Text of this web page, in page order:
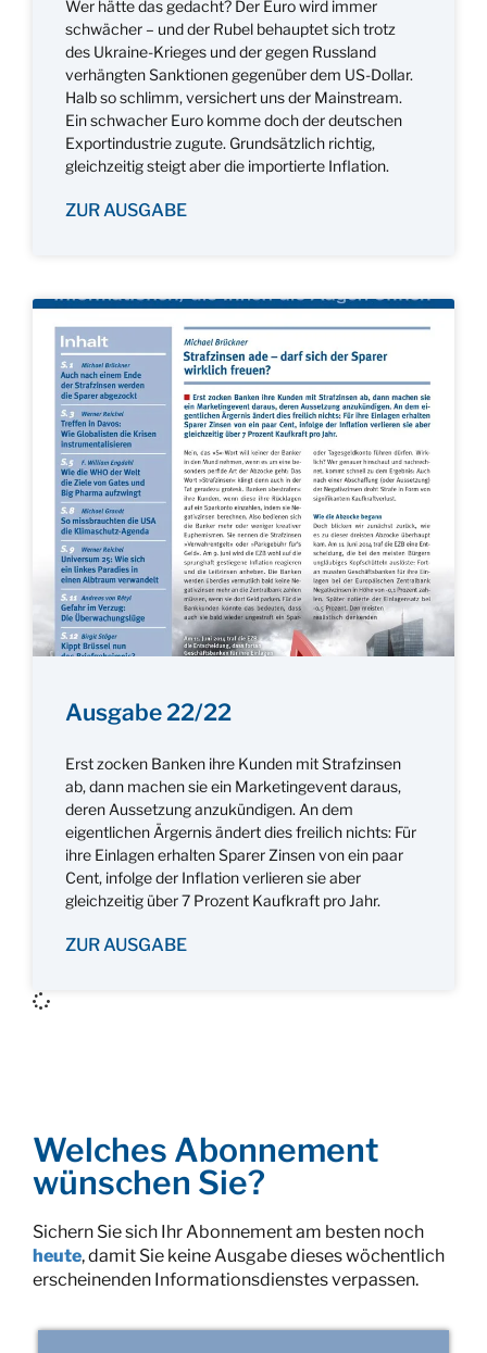
Wer hätte das gedacht? Der Euro wird immer
schwächer – und der Rubel behauptet sich trotz
des Ukraine-Krieges und der gegen Russland
verhängten Sanktionen gegenüber dem US-Dollar.
Halb so schlimm, versichert uns der Mainstream.
Ein schwacher Euro komme doch der deutschen
Exportindustrie zugute. Grundsätzlich richtig,
gleichzeitig steigt aber die importierte Inflation.
ZUR AUSGABE
Ausgabe 22/22
Erst zocken Banken ihre Kunden mit Strafzinsen
ab, dann machen sie ein Marketingevent daraus,
deren Aussetzung anzukündigen. An dem
eigentlichen Ärgernis ändert dies freilich nichts: Für
ihre Einlagen erhalten Sparer Zinsen von ein paar
Cent, infolge der Inflation verlieren sie aber
gleichzeitig über 7 Prozent Kaufkraft pro Jahr.
ZUR AUSGABE
Welches Abonnement
wünschen Sie?
Sichern Sie sich Ihr Abonnement am besten noch
heute, damit Sie keine Ausgabe dieses wöchentlich
erscheinenden Informationsdienstes verpassen.